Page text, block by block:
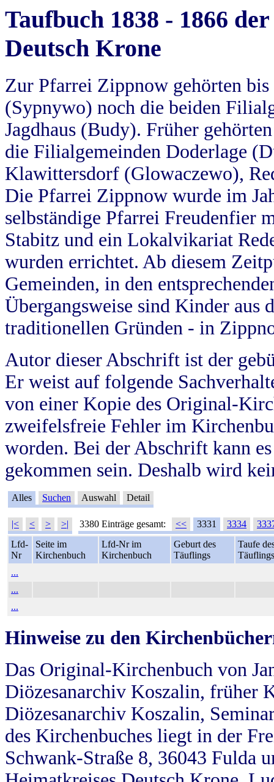
Taufbuch 1838 - 1866
Deutsch Krone
Zur Pfarrei Zippnow gehörten
(Sypnywo) noch die beiden
Jagdhaus (Budy). Früher
die Filialgemeinden Doderlage
Klawittersdorf (Glowaczewo),
Die Pfarrei Zippnow wurde im
selbständige Pfarrei Freudenfier
Stabitz und ein Lokalvikariat
wurden errichtet. Ab diesem
Gemeinden, in den
Übergangsweise sind Kinder aus
traditionellen Gründen - in
Autor dieser Abschrift ist der
Er weist auf folgende
von einer Kopie des Original-
zweifelsfreie Fehler im
worden. Bei der Abschrift kann
gekommen sein. Deshalb wird
Alles Suchen Auswahl Detail
|< < > >| 3380 Einträge gesamt: << 3331 3334
Lfd-
Nr
Seite im
Kirchenbuch
Lfd-Nr im
Kirchenbuch
Geburt des
Täuflings
Taufe
Täuflings
...
...
...
Hinweise zu den
Das Original-Kirchenbuch von
Diözesanarchiv Koszalin, früher
Diözesanarchiv Koszalin,
des Kirchenbuches liegt in der
Schwank-Straße 8, 36043 Fulda